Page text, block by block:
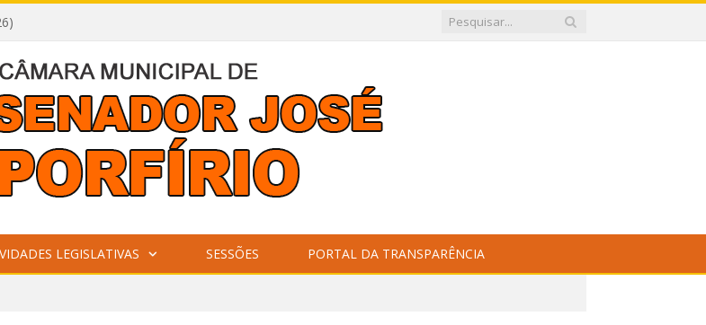
LEGISLATIVAS SESSÕES PORTAL DA TRANSPARÊNCIA